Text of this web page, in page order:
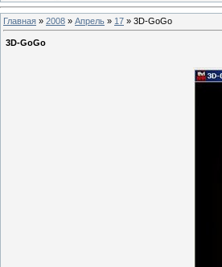
Главная » 2008 » Апрель » 17 » 3D-GoGo
3D-GoGo